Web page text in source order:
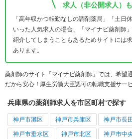
求人（非公開求人）
「高年収かつ転勤なしの調剤薬局」「土日
いった人気求人の場合、「マイナビ薬剤師
紹介してしまうこともあるためサイトには
あります。
薬剤師のサイト「マイナビ薬剤師」では、希望
だから安心！厚生労働大臣認可の転職支援サービ
兵庫県の薬剤師求人を市区町村で探す
神戸市灘区 神戸市兵庫区 神戸市長
神戸市垂水区 神戸市北区 神戸市中